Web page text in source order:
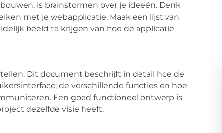
is brainstormen over je ideeën. Denk
met je webapplicatie. Maak een lijst van
beeld te krijgen van hoe de applicatie
Dit document beschrijft in detail hoe de
de verschillende functies en hoe
Een goed functioneel ontwerp is
dezelfde visie heeft.